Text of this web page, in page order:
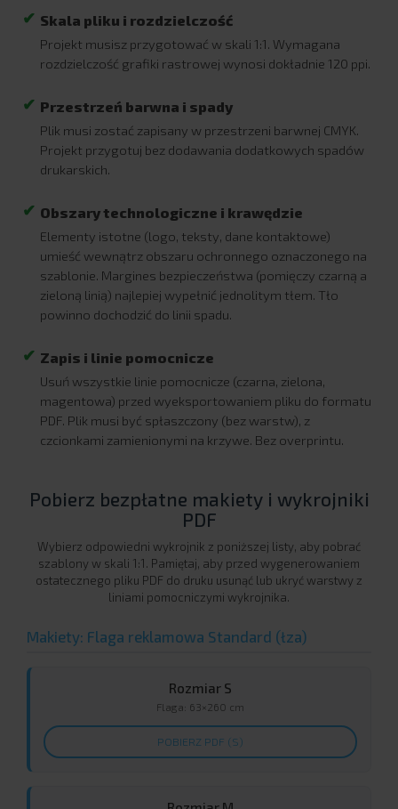
Skala pliku i rozdzielczość
Projekt musisz przygotować w skali 1:1. Wymagana
rozdzielczość grafiki rastrowej wynosi dokładnie 120 ppi.
Przestrzeń barwna i spady
Plik musi zostać zapisany w przestrzeni barwnej CMYK.
Projekt przygotuj bez dodawania dodatkowych spadów
drukarskich.
Obszary technologiczne i krawędzie
Elementy istotne (logo, teksty, dane kontaktowe)
umieść wewnątrz obszaru ochronnego oznaczonego na
szablonie. Margines bezpieczeństwa (pomięczy czarną a
zieloną linią) najlepiej wypełnić jednolitym tłem. Tło
powinno dochodzić do linii spadu.
Zapis i linie pomocnicze
Usuń wszystkie linie pomocnicze (czarna, zielona,
magentowa) przed wyeksportowaniem pliku do formatu
PDF. Plik musi być spłaszczony (bez warstw), z
czcionkami zamienionymi na krzywe. Bez overprintu.
Pobierz bezpłatne makiety i wykrojniki
PDF
Wybierz odpowiedni wykrojnik z poniższej listy, aby pobrać
szablony w skali 1:1. Pamiętaj, aby przed wygenerowaniem
ostatecznego pliku PDF do druku usunąć lub ukryć warstwy z
liniami pomocniczymi wykrojnika.
Makiety: Flaga reklamowa Standard (łza)
Rozmiar S
Flaga: 63×260 cm
POBIERZ PDF (S)